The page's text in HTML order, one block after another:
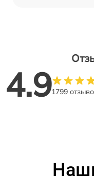
4.91799